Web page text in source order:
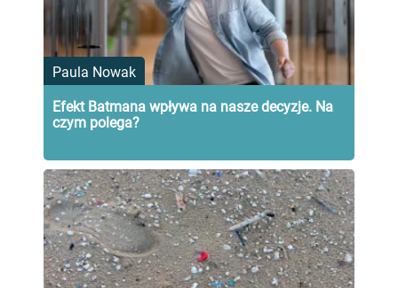
Paula Nowak
Efekt Batmana wpływa na nasze decyzje. Na
czym polega?